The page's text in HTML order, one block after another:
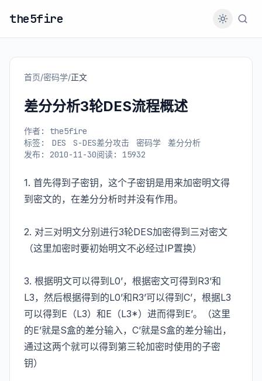
the5fire
首页/密码学/正文
差分分析3轮DES流程概述
作者: the5fire
标签:
DES S-DES差分攻击 密码学
差分分析
发布: 2010-11-30阅读: 15932
1. 首先得到子密钥，这个子密钥是用来加密明文得
到密文的，在差分分析时并没有作用。
2. 对三对明文分别进行3轮DES加密得到三对密文
（这里加密时要初始明文不必经过IP置换）
3. 根据明文可以得到L0’，根据密文可得到R3’和
L3，然后根据得到的L0’和R3’可以得到C’，根据L3
可以得到E（L3）和E（L3*）进而得到E’。（这里
的E’就是S盒的差分输入，C’就是S盒的差分输出，
通过这两个就可以得到第三轮加密时使用的子密
钥）